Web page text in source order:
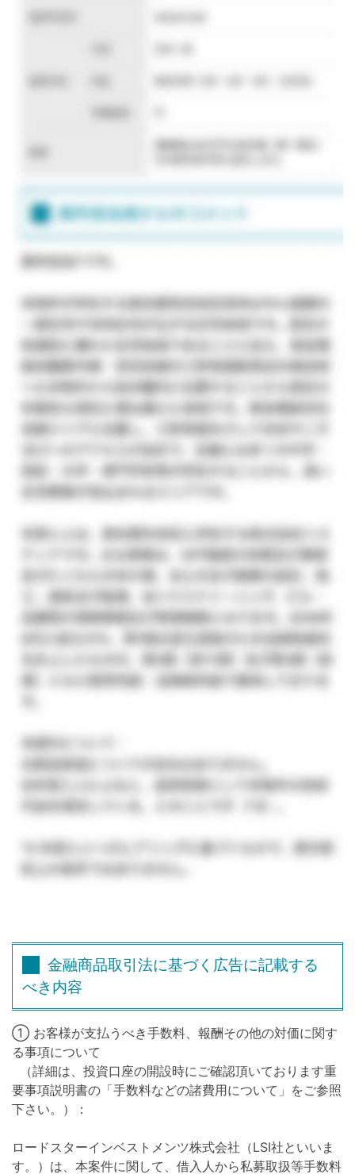
金融商品取引法に基づく広告に記載する
べき内容
① お客様が支払うべき手数料、報酬その他の対価に関す
る事項について
（詳細は、投資口座の開設時にご確認頂いております重
要事項説明書の「手数料などの諸費用について」をご参照
下さい。）：
ロードスターインベストメンツ株式会社（LSI社といいま
す。）は、本案件に関して、借入人から私募取扱等手数料